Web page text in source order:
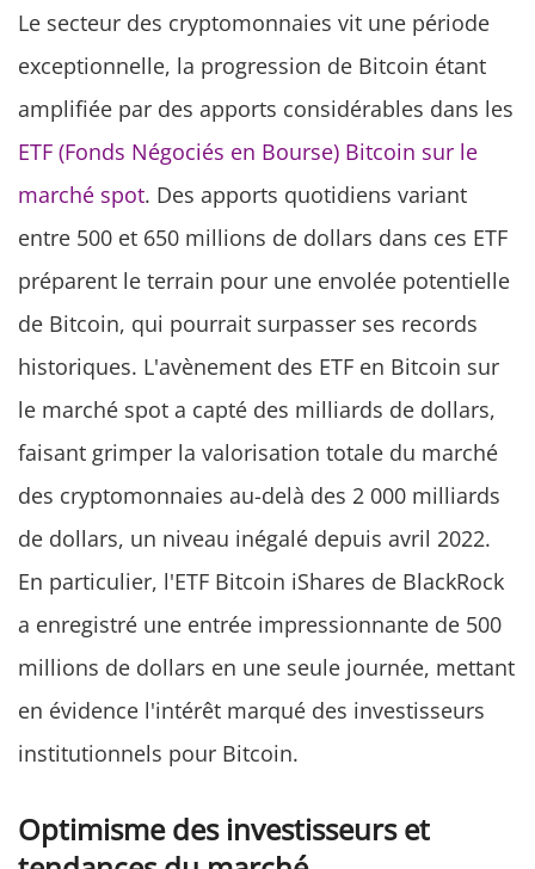
Le secteur des cryptomonnaies vit une période
exceptionnelle, la progression de Bitcoin étant
amplifiée par des apports considérables dans les
ETF (Fonds Négociés en Bourse) Bitcoin sur le
marché spot. Des apports quotidiens variant
entre 500 et 650 millions de dollars dans ces ETF
préparent le terrain pour une envolée potentielle
de Bitcoin, qui pourrait surpasser ses records
historiques. L'avènement des ETF en Bitcoin sur
le marché spot a capté des milliards de dollars,
faisant grimper la valorisation totale du marché
des cryptomonnaies au-delà des 2 000 milliards
de dollars, un niveau inégalé depuis avril 2022.
En particulier, l'ETF Bitcoin iShares de BlackRock
a enregistré une entrée impressionnante de 500
millions de dollars en une seule journée, mettant
en évidence l'intérêt marqué des investisseurs
institutionnels pour Bitcoin.
Optimisme des investisseurs et